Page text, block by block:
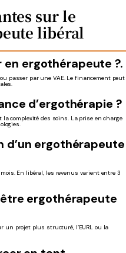
sur le
libéral
ergothérapeute ?.
ou passer par une VAE. Le financement peut
d’ergothérapie ?
complexité des soins. La prise en charge
d’un ergothérapeute
En libéral, les revenus varient entre 3
ergothérapeute
un projet plus structuré, l’EURL ou la